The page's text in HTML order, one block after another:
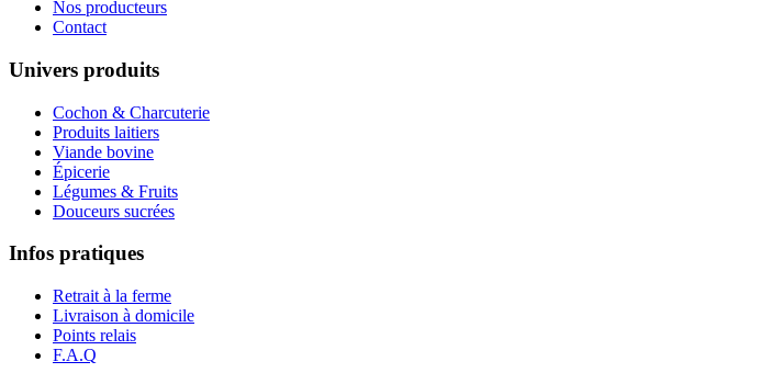
Nos producteurs
Contact
Univers produits
Cochon & Charcuterie
Produits laitiers
Viande bovine
Épicerie
Légumes & Fruits
Douceurs sucrées
Infos pratiques
Retrait à la ferme
Livraison à domicile
Points relais
F.A.Q